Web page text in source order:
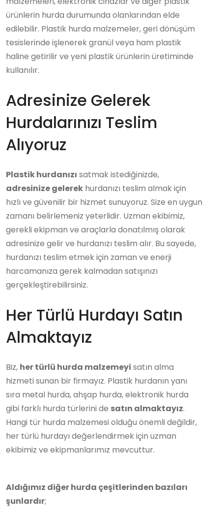
ürünlerin hurda durumunda olanlarından elde
edilebilir. Plastik hurda malzemeler, geri dönüşüm
tesislerinde işlenerek granül veya ham plastik
haline getirilir ve yeni plastik ürünlerin üretiminde
kullanılır.
Adresinize Gelerek
Hurdalarınızı Teslim
Alıyoruz
Plastik hurdanızı satmak istediğinizde,
adresinize gelerek hurdanızı teslim almak için
hızlı ve güvenilir bir hizmet sunuyoruz. Size en uygun
zamanı belirlemeniz yeterlidir. Uzman ekibimiz,
gerekli ekipman ve araçlarla donatılmış olarak
adresinize gelir ve hurdanızı teslim alır. Bu sayede,
hurdanızı teslim etmek için zaman ve enerji
harcamanıza gerek kalmadan satışınızı
gerçekleştirebilirsiniz.
Her Türlü Hurdayı Satın
Almaktayız
Biz, her türlü hurda malzemeyi satın alma
hizmeti sunan bir firmayız. Plastik hurdanın yanı
sıra metal hurda, ahşap hurda, elektronik hurda
gibi farklı hurda türlerini de satın almaktayız.
Hangi tür hurda malzemesi olduğu önemli değildir,
her türlü hurdayı değerlendirmek için uzman
ekibimiz ve ekipmanlarımız mevcuttur.
Aldığımız diğer hurda çeşitlerinden bazıları
şunlardır;